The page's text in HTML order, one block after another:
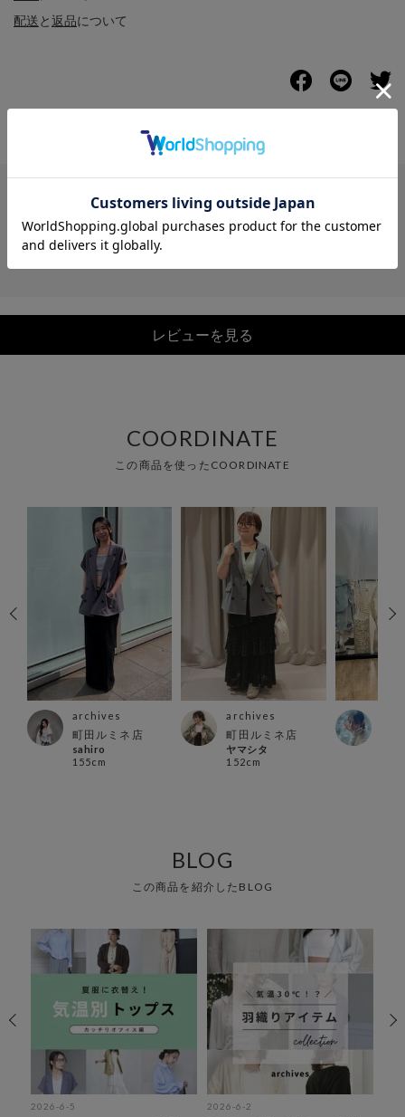
配送と返品について
レビュー
レビューを見る
COORDINATE
この商品を使ったCOORDINATE
archives
町田ルミネ店
sahiro
155cm
archives
町田ルミネ店
ヤマシタ
152cm
BLOG
この商品を紹介したBLOG
2026-6-5 2026-6-2